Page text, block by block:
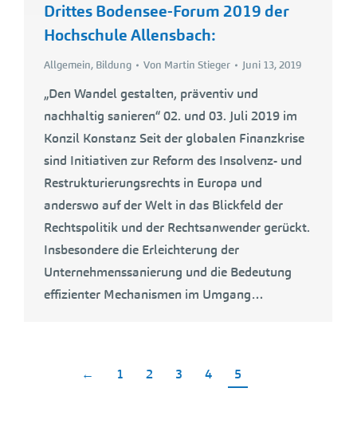
Drittes Bodensee-Forum 2019 der
Hochschule Allensbach:
Allgemein, Bildung Von Martin Stieger Juni 13, 2019
„Den Wandel gestalten, präventiv und
nachhaltig sanieren“ 02. und 03. Juli 2019 im
Konzil Konstanz Seit der globalen Finanzkrise
sind Initiativen zur Reform des Insolvenz- und
Restrukturierungsrechts in Europa und
anderswo auf der Welt in das Blickfeld der
Rechtspolitik und der Rechtsanwender gerückt.
Insbesondere die Erleichterung der
Unternehmenssanierung und die Bedeutung
effizienter Mechanismen im Umgang…
← 1 2 3 4 5